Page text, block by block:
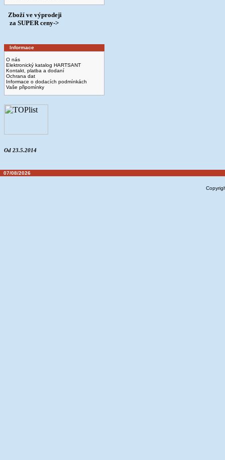
Zboží ve výprodeji
­ za SUPER ceny->
Informace
O nás
Elektronický katalog HARTSANT
Kontakt, platba a dodaní
Ochrana dat
Informace o dodacích podmínkách
Vaše připomínky
Od 23.5.2014
07/08/2026